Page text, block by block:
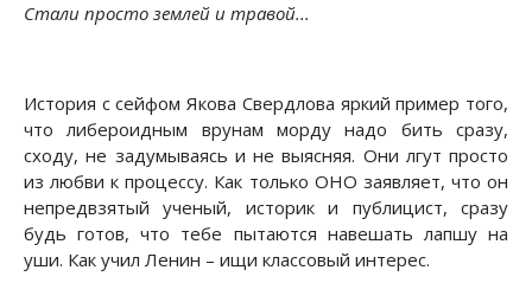
Стали проcто землей и травой...
История с сейфом Якова Свердлова яркий пример того,
что либероидным врунам морду надо бить сразу,
сходу, не задумываясь и не выясняя. Они лгут просто
из любви к процессу. Как только ОНО заявляет, что он
непредвзятый ученый, историк и публицист, сразу
будь готов, что тебе пытаются навешать лапшу на
уши. Как учил Ленин – ищи классовый интерес.